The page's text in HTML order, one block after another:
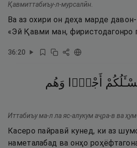
Қавмиттабиъу-л-мурсалӣн.
Ва аз охири он деҳа марде
«Эй Қавми ман, фиристодагонро
36:20
أَجْرًۭا
وَهُم
Иттабиъу ма-л ла яс-алукум аҷра-в ва
Касеро пайравӣ кунед, ки аз
наметалабад ва онҳо